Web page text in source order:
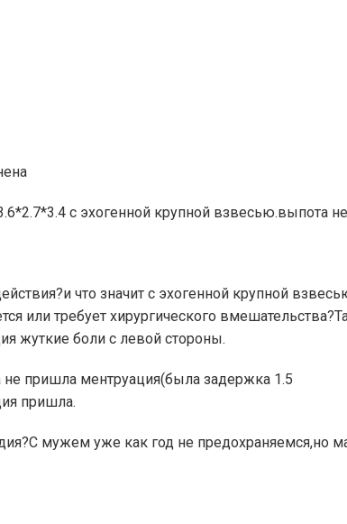
с эхогенной крупной взвесью.выпота
что значит с эхогенной крупной
или требует хирургического
жуткие боли с левой стороны.
пришла ментруация(была задержка 1.5
пришла.
мужем уже как год не предохраняемся,но